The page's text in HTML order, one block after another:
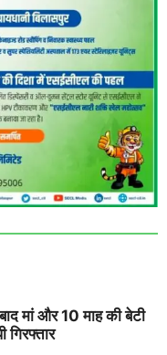
मां और 10 माह की बेटी
गिरफ्तार